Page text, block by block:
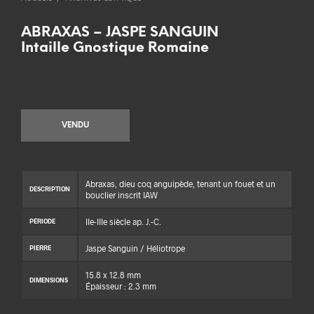
ABRAXAS – JASPE SANGUIN
Intaille Gnostique Romaine
VENDU
DESCRIPTION
Abraxas, dieu coq anguipède, tenant un fouet et un
bouclier inscrit IAW
PÉRIODE IIe-IIIe siècle ap. J.-C.
PIERRE Jaspe Sanguin / Héliotrope
DIMENSIONS
15.8 x 12.8 mm
Épaisseur : 2.3 mm